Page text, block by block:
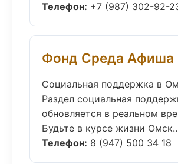
Телефон: +7 (987) 302-92-
Фонд Среда Афиша
Социальная поддержка в
Раздел социальная
обновляется в реальном
Будьте в курсе жизни
Телефон: 8 (947) 500 34 18